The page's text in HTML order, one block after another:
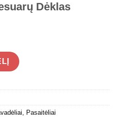
Dėklas
Aksesuarų Dėklas Montana
Pasaitėliai